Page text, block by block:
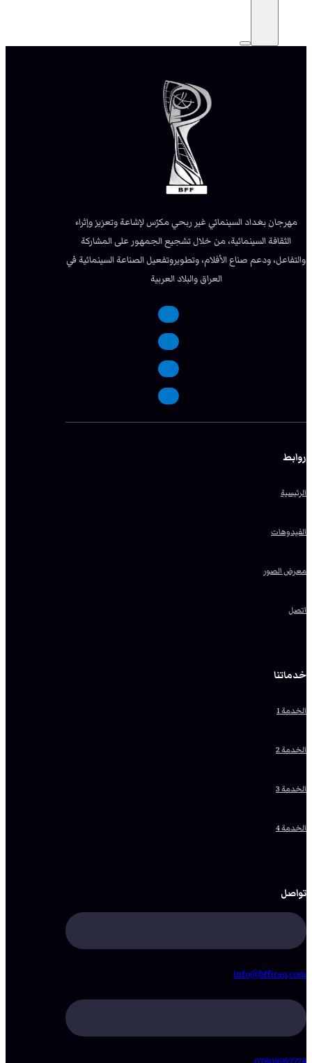
مهرجان بغداد السينمائي غير ربحي مكرّس لإشاعة وتعزيز وإثراء
الثقافة السينمائية، من خلال تشجيع الجمهور على المشاركة
والتفاعل، ودعم صناع الأفلام، وتطويروتفعيل الصناعة السينمائية في
العراق والبلاد العربية
روابط
الرئيسية
الفيدوهات
معرض الصور
اتصل
خدماتنا
الخدمة 1
الخدمة 2
الخدمة 3
الخدمة 4
تواصل
info@bffiraq.com